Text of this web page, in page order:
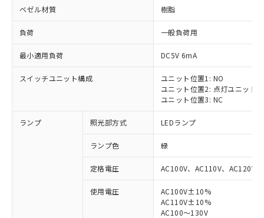
ベゼル材質 樹脂
負荷 一般負荷用
最小適用負荷 DC5V 6mA
スイッチユニット構成
ユニット位置1: NO
ユニット位置2: 点灯ユニット
ユニット位置3: NC
ランプ 照光部方式 LEDランプ
ランプ色 緑
定格電圧 AC100V、AC110V、AC120V
使用電圧
AC100V±10%
AC110V±10%
AC100～130V